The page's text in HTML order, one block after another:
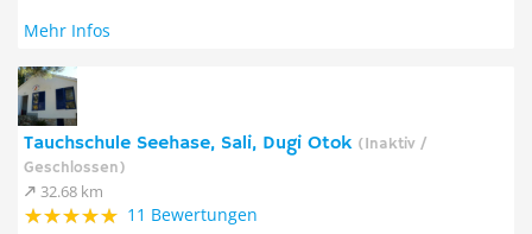
Mehr Infos
Tauchschule Seehase, Sali, Dugi Otok (Inaktiv /
Geschlossen)
32.68 km
11 Bewertungen